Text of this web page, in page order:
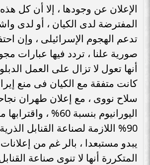
الإعلان عن وجودها ، إلا أن كل
المفترضة لدى الكيان ، أو لدى
تدعم الهجوم الإسرائيلى ، وإن
صورية علنا ، تردد فيها عبارات
أنها تعول لا تزال على العمل
كانت متفقة مع الكيان فى منع
سلاح نووى ، مع إعلان طهران
اليورانيوم بنسبة 60%
90% اللازمة لصناعة القنابل
يبدو مستبعدا ، بالر غم من
المتكررة أنها لا تنوى صناعة